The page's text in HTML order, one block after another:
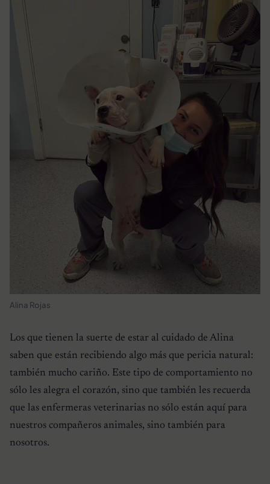
Alina Rojas
Los que tienen la suerte de estar al cuidado de Alina
saben que están recibiendo algo más que pericia natural:
también mucho cariño. Este tipo de comportamiento no
sólo les alegra el corazón, sino que también les recuerda
que las enfermeras veterinarias no sólo están aquí para
nuestros compañeros animales, sino también para
nosotros.